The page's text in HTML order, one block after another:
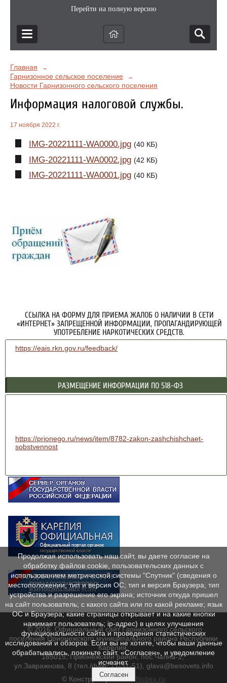
Перейти на полную версию
Главная →
Гарнизонное сельское поселение →
Новости Гарнизонного сельского поселения
Информация налоговой службы.
17 ноября 2022 г.
IMG-20221111-WA0000.jpg (40 КБ)
IMG-20221111-WA0002.jpg (42 КБ)
IMG-20221111-WA0001.jpg (40 КБ)
ССЫЛКА НА ФОРМУ ДЛЯ ПРИЕМА ЖАЛОБ О НАЛИЧИИ В СЕТИ
«ИНТЕРНЕТ» ЗАПРЕЩЕННОЙ ИНФОРМАЦИИ, ПРОПАГАНДИРУЮЩЕЙ
УПОТРЕБЛЕНИЕ НАРКОТИЧЕСКИХ СРЕДСТВ.
https://eais.rkn.gov.ru/feedback/
РАЗМЕЩЕНИЕ ИНФОРМАЦИИ ПО 518-ФЗ
https://prionego.ru/news/item/8782-zakon-zashchishchaet-
sobstvennost
© 2016. Официальный сайт Гарнизонного сельского
поселения Прионежского муниципального района Республики
Карелия.
185015, Прионежский район, пос.Чална-1,
ул.Завражнова, 8 (тел./факс 71-31-51), glava@besovets.info
© Конструктор сайтовNubex.ru
Продолжая использовать наш сайт, вы даете согласие на
обработку файлов cookie, пользовательских данных с
использованием метрической системы "Спутник" (сведения о
местоположении; тип и версия ОС; тип и версия Браузера; тип
устройства и разрешение его экрана; источник откуда пришел
на сайт пользователь; с какого сайта или по какой рекламе; язык
ОС и Браузера; какие страницы открывает и на какие кнопки
нажимает пользователь; ip-адрес) в целях улучшения
функциональности сайта и проведения статистических
исследований и обзоров. Если вы не хотите, чтобы ваши данные
обрабатывались, покиньте сайт. «Согласен», и уведомление
исчезнет.
Согласен